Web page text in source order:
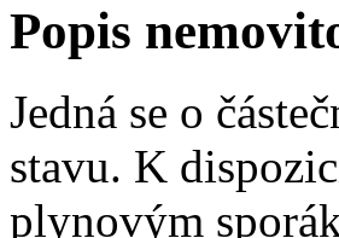
Popis
Jedná se o
stavu. K
plynovým